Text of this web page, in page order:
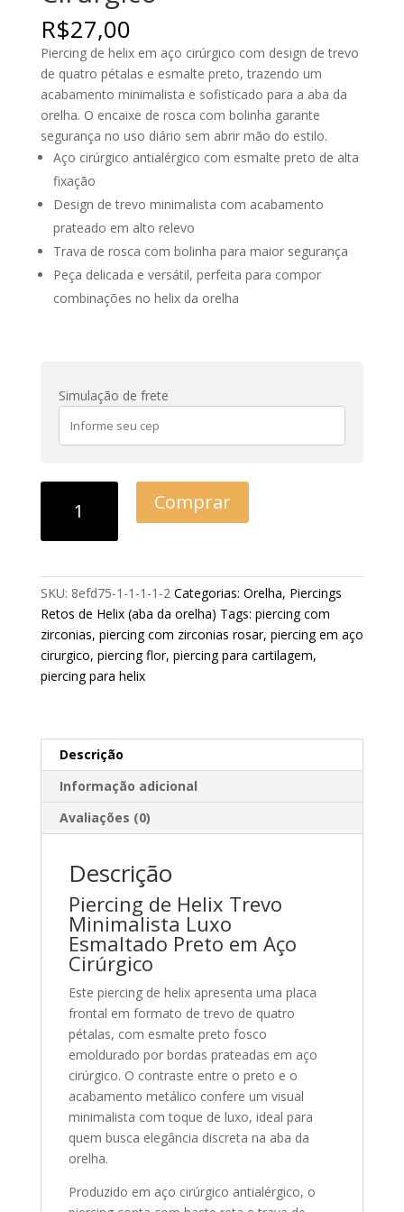
R$27,00
Piercing de helix em aço cirúrgico com design de trevo
de quatro pétalas e esmalte preto, trazendo um
acabamento minimalista e sofisticado para a aba da
orelha. O encaixe de rosca com bolinha garante
segurança no uso diário sem abrir mão do estilo.
Aço cirúrgico antialérgico com esmalte preto de alta
fixação
Design de trevo minimalista com acabamento
prateado em alto relevo
Trava de rosca com bolinha para maior segurança
Peça delicada e versátil, perfeita para compor
combinações no helix da orelha
Simulação de frete
Comprar
SKU: 8efd75-1-1-1-1-2 Categorias: Orelha, Piercings
Retos de Helix (aba da orelha) Tags: piercing com
zirconias, piercing com zirconias rosar, piercing em aço
cirurgico, piercing flor, piercing para cartilagem,
piercing para helix
Descrição
Informação adicional
Avaliações (0)
Descrição
Piercing de Helix Trevo
Minimalista Luxo
Esmaltado Preto em Aço
Cirúrgico
Este piercing de helix apresenta uma placa
frontal em formato de trevo de quatro
pétalas, com esmalte preto fosco
emoldurado por bordas prateadas em aço
cirúrgico. O contraste entre o preto e o
acabamento metálico confere um visual
minimalista com toque de luxo, ideal para
quem busca elegância discreta na aba da
orelha.
Produzido em aço cirúrgico antialérgico, o